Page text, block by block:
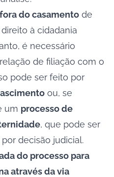
do casamento de
à cidadania
é necessário
de filiação com o
pode ser feito por
ou, se
um processo de
, que pode ser
decisão judicial.
do processo para
através da via